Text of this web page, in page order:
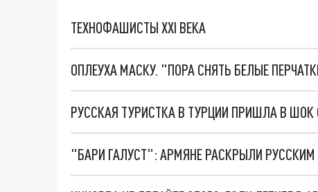
ТЕХНОФАШИСТЫ XXI ВЕКА
ОПЛЕУХА МАСКУ. "ПОРА СНЯТЬ БЕЛЫЕ
РУССКАЯ ТУРИСТКА В ТУРЦИИ ПРИШЛА В